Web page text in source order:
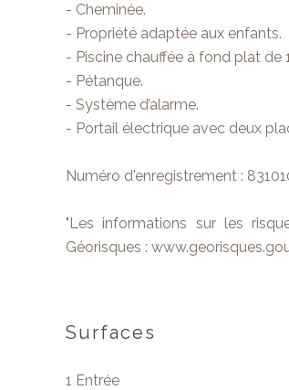
- Cheminée.
- Propriété adaptée aux enfants.
- Piscine chauffée à fond plat de
- Pétanque.
- Système d’alarme.
- Portail électrique avec deux
Numéro d'enregistrement :
"Les informations sur les
Géorisques :
Surfaces
1 Entrée